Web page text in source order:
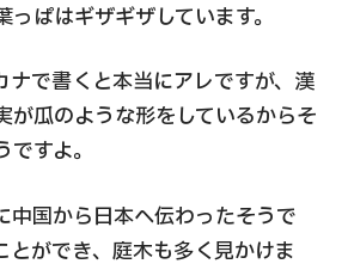
ぱはギザギザしています。
ナで書くと本当にアレですが、漢
が瓜のような形をしているからそ
すよ。
中国から日本へ伝わったそうで
とができ、庭木も多く見かけま